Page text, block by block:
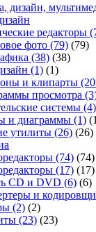
дизайн,
редакторы
фото (79) (79)
(38) (38)
(1) (1)
и клипарты
просмотра
системы (4)
и диаграммы (1)
утилиты (26) (26)
(74) (74)
(17) (17)
CD и DVD (6) (6)
и
(2) (2)
(23) (23)